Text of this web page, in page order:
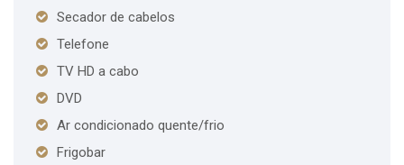
Secador de cabelos
Telefone
TV HD a cabo
DVD
Ar condicionado quente/frio
Frigobar